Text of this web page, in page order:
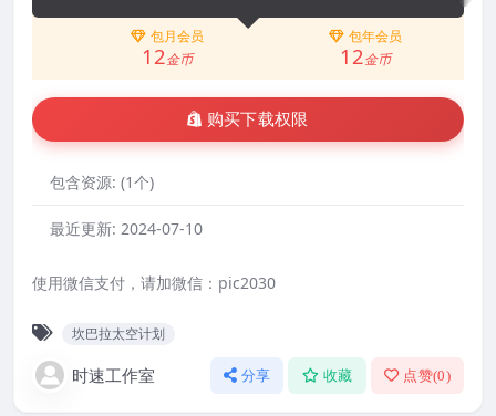
包月会员
12金币
包年会员
12金币
购买下载权限
包含资源: (1个)
最近更新: 2024-07-10
使用微信支付，请加微信：pic2030
坎巴拉太空计划
时速工作室 分享 收藏 点赞(0)